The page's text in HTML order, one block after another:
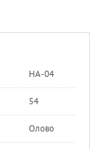
НА-04
54
Олово